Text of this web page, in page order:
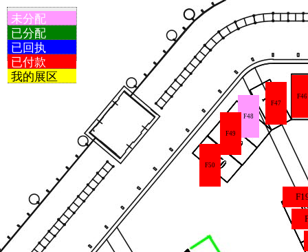
未分配
已分配
已回执
已付款
我的展区
F46
F47
F48
F49
F50